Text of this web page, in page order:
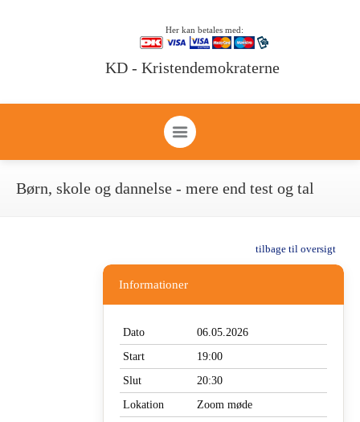
Her kan betales med:
KD - Kristendemokraterne
Børn, skole og dannelse - mere end test og tal
tilbage til oversigt
Informationer
Dato
06.05.2026
Start
19:00
Slut
20:30
Lokation
Zoom møde